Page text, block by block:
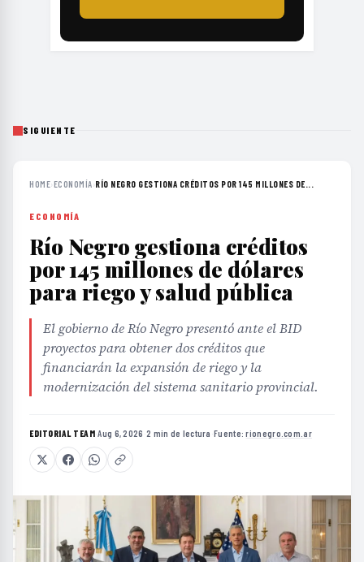
SIGUIENTE
HOME›ECONOMÍA›RÍO NEGRO GESTIONA CRÉDITOS POR 145 MILLONES DE...
ECONOMÍA
Río Negro gestiona créditos
por 145 millones de dólares
para riego y salud pública
El gobierno de Río Negro presentó ante el BID
proyectos para obtener dos créditos que
financiarán la expansión de riego y la
modernización del sistema sanitario provincial.
EDITORIAL TEAM·Aug 6, 2026 ·2 min de lectura ·Fuente:rionegro.com.ar